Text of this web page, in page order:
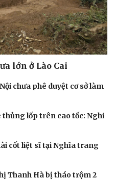
lớn ở Lào Cai
chưa phê duyệt cơ sở làm
lốp trên cao tốc: Nghi
cốt liệt sĩ tại Nghĩa trang
Thanh Hà bị tháo trộm 2